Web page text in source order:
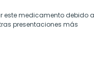
este medicamento debido
presentaciones más